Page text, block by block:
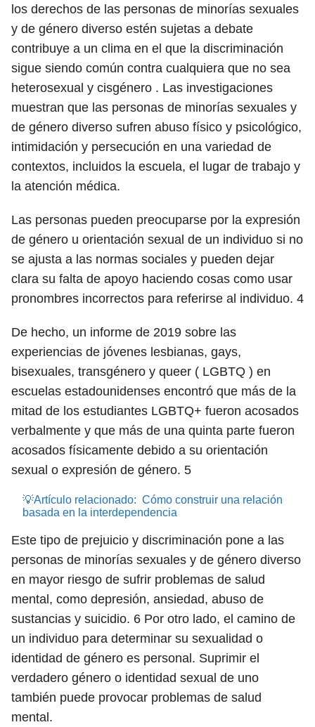
los derechos de las personas de minorías sexuales
y de género diverso estén sujetas a debate
contribuye a un clima en el que la discriminación
sigue siendo común contra cualquiera que no sea
heterosexual y cisgénero . Las investigaciones
muestran que las personas de minorías sexuales y
de género diverso sufren abuso físico y psicológico,
intimidación y persecución en una variedad de
contextos, incluidos la escuela, el lugar de trabajo y
la atención médica.
Las personas pueden preocuparse por la expresión
de género u orientación sexual de un individuo si no
se ajusta a las normas sociales y pueden dejar
clara su falta de apoyo haciendo cosas como usar
pronombres incorrectos para referirse al individuo. 4
De hecho, un informe de 2019 sobre las
experiencias de jóvenes lesbianas, gays,
bisexuales, transgénero y queer ( LGBTQ ) en
escuelas estadounidenses encontró que más de la
mitad de los estudiantes LGBTQ+ fueron acosados ​​
verbalmente y que más de una quinta parte fueron
acosados ​​físicamente debido a su orientación
sexual o expresión de género. 5
💡Artículo relacionado: Cómo construir una relación
basada en la interdependencia
Este tipo de prejuicio y discriminación pone a las
personas de minorías sexuales y de género diverso
en mayor riesgo de sufrir problemas de salud
mental, como depresión, ansiedad, abuso de
sustancias y suicidio. 6 Por otro lado, el camino de
un individuo para determinar su sexualidad o
identidad de género es personal. Suprimir el
verdadero género o identidad sexual de uno
también puede provocar problemas de salud
mental.